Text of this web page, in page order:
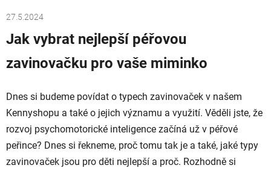
27.5.2024
Jak vybrat nejlepší péřovou
zavinovačku pro vaše miminko
Dnes si budeme povídat o typech zavinovaček v našem
Kennyshopu a také o jejich významu a využití. Věděli jste, že
rozvoj psychomotorické inteligence začíná už v péřové
peřince? Dnes si řekneme, proč tomu tak je a také, jaké typy
zavinovaček jsou pro děti nejlepší a proč. Rozhodně si